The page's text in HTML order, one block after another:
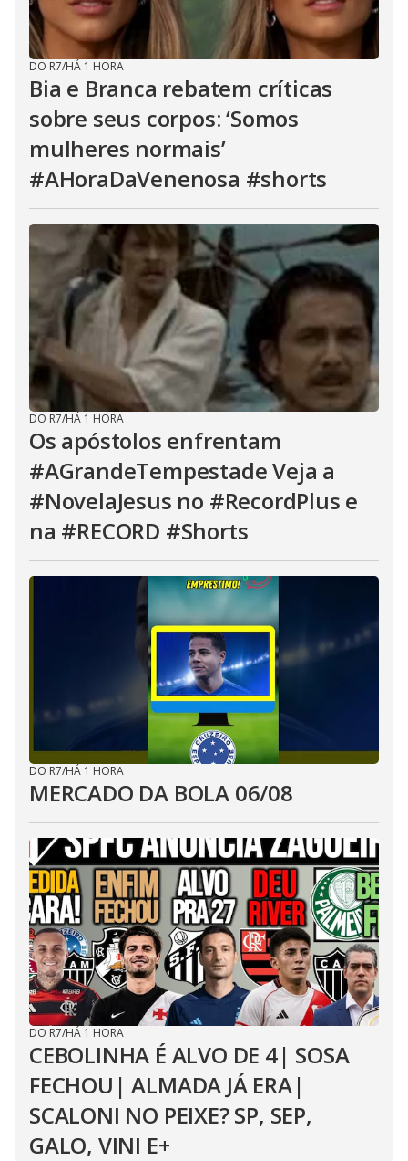
DO R7/HÁ 1 HORA
Bia e Branca rebatem críticas
sobre seus corpos: ‘Somos
mulheres normais’
#AHoraDaVenenosa #shorts
DO R7/HÁ 1 HORA
Os apóstolos enfrentam
#AGrandeTempestade Veja a
#NovelaJesus no #RecordPlus e
na #RECORD #Shorts
DO R7/HÁ 1 HORA
MERCADO DA BOLA 06/08
DO R7/HÁ 1 HORA
CEBOLINHA É ALVO DE 4| SOSA
FECHOU| ALMADA JÁ ERA|
SCALONI NO PEIXE? SP, SEP,
GALO, VINI E+